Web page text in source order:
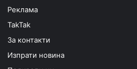
Реклама
TakTak
За контакти
Изпрати новина